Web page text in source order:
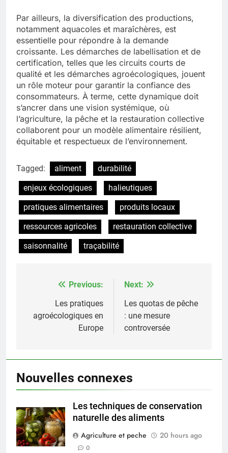
Par ailleurs, la diversification des productions,
notamment aquacoles et maraîchères, est
essentielle pour répondre à la demande
croissante. Les démarches de labellisation et de
certification, telles que les circuits courts de
qualité et les démarches agroécologiques, jouent
un rôle moteur pour garantir la confiance des
consommateurs. À terme, cette dynamique doit
s’ancrer dans une vision systémique, où
l’agriculture, la pêche et la restauration collective
collaborent pour un modèle alimentaire résilient,
équitable et respectueux de l’environnement.
Tagged: aliment
durabilité
enjeux écologiques
halieutiques
pratiques alimentaires
produits locaux
ressources agricoles
restauration collective
saisonnalité
traçabilité
navigation
Previous:
Les pratiques
agroécologiques en
Europe
Next:
Les quotas de pêche
: une mesure
controversée
Nouvelles connexes
Les techniques de conservation
naturelle des aliments
Agriculture et peche
20 hours ago
0